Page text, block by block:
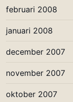
februari 2008
januari 2008
december 2007
november 2007
oktober 2007